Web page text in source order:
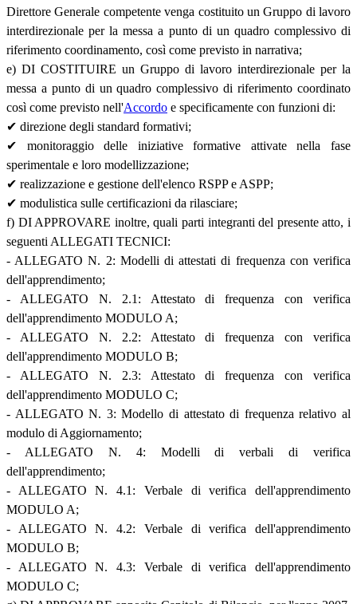
Direttore Generale competente venga costituito un Gruppo di lavoro
interdirezionale per la messa a punto di un quadro complessivo di
riferimento coordinamento, così come previsto in narrativa;
e) DI COSTITUIRE un Gruppo di lavoro interdirezionale per la
messa a punto di un quadro complessivo di riferimento coordinato
così come previsto nell'Accordo e specificamente con funzioni di:
✔ direzione degli standard formativi;
✔ monitoraggio delle iniziative formative attivate nella fase
sperimentale e loro modellizzazione;
✔ realizzazione e gestione dell'elenco RSPP e ASPP;
✔ modulistica sulle certificazioni da rilasciare;
f) DI APPROVARE inoltre, quali parti integranti del presente atto, i
seguenti ALLEGATI TECNICI:
- ALLEGATO N. 2: Modelli di attestati di frequenza con verifica
dell'apprendimento;
- ALLEGATO N. 2.1: Attestato di frequenza con verifica
dell'apprendimento MODULO A;
- ALLEGATO N. 2.2: Attestato di frequenza con verifica
dell'apprendimento MODULO B;
- ALLEGATO N. 2.3: Attestato di frequenza con verifica
dell'apprendimento MODULO C;
- ALLEGATO N. 3: Modello di attestato di frequenza relativo al
modulo di Aggiornamento;
- ALLEGATO N. 4: Modelli di verbali di verifica
dell'apprendimento;
- ALLEGATO N. 4.1: Verbale di verifica dell'apprendimento
MODULO A;
- ALLEGATO N. 4.2: Verbale di verifica dell'apprendimento
MODULO B;
- ALLEGATO N. 4.3: Verbale di verifica dell'apprendimento
MODULO C;